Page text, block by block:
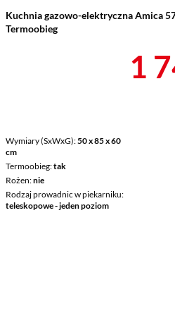
Kuchnia gazowo-elektryczna Amica
Termoobieg
Wymiary (SxWxG) 50 x 85 x 60
cm
Termoobieg tak
Rożen nie
Rodzaj prowadnic w piekarniku
teleskopowe - jeden poziom
1